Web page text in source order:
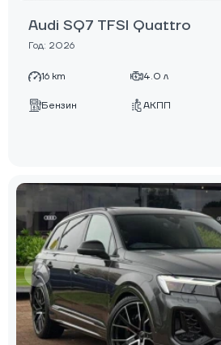
Audi SQ7 TFSI Quattro
Год: 2026
16 km 4.0 л
Бензин АКПП